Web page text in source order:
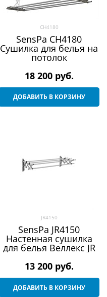
CH4180
SensPa CH4180
Сушилка для белья на
потолок
18 200 руб.
ДОБАВИТЬ В КОРЗИНУ
JR4150
SensPa JR4150
Настенная сушилка
для белья Веллекс JR
13 200 руб.
ДОБАВИТЬ В КОРЗИНУ